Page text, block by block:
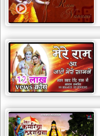
बाबा
बालक
नाथ
भजन
baba
balak
nath
bhajans
देश
भक्ति
patriotic
bhajans